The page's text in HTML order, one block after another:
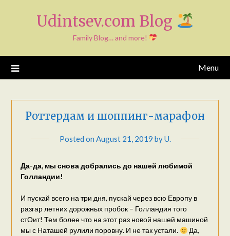
Udintsev.com Blog
Family Blog… and more!
Menu
Роттердам и шоппинг-марафон
Posted on August 21, 2019 byU.
Да-да, мы снова добрались до нашей любимой
Голландии!
И пускай всего на три дня, пускай через всю Европу в
разгар летних дорожных пробок – Голландия того
стОит! Тем более что на этот раз новой нашей машиной
мы с Наташей рулили поровну. И не так устали.
Да,